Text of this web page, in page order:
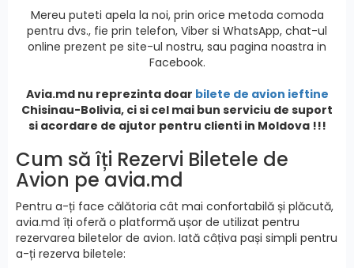
Mereu puteti apela la noi, prin orice metoda comoda
pentru dvs., fie prin telefon, Viber si WhatsApp, chat-ul
online prezent pe site-ul nostru, sau pagina noastra in
Facebook.
Avia.md nu reprezinta doar bilete de avion ieftine
Chisinau-Bolivia, ci si cel mai bun serviciu de suport
si acordare de ajutor pentru clienti in Moldova !!!
Cum să îți Rezervi Biletele de
Avion pe avia.md
Pentru a-ți face călătoria cât mai confortabilă și plăcută,
avia.md îți oferă o platformă ușor de utilizat pentru
rezervarea biletelor de avion. Iată câțiva pași simpli pentru
a-ți rezerva biletele: